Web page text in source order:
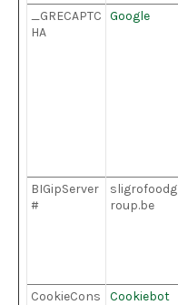
_GRECAPTC
HA
Google
BIGipServer
#
sligrofoodg
roup.be
CookieCons
Cookiebot